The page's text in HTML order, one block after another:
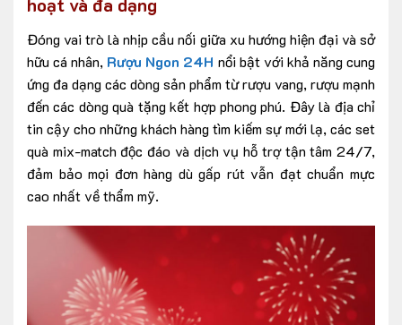
Đóng vai trò là nhịp cầu nối giữa xu hướng hiện đại và sở
hữu cá nhân, Rượu Ngon 24H nổi bật với khả năng cung
ứng đa dạng các dòng sản phẩm từ rượu vang, rượu mạnh
đến các dòng quà tặng kết hợp phong phú. Đây là địa chỉ
tin cậy cho những khách hàng tìm kiếm sự mới lạ, các set
quà mix-match độc đáo và dịch vụ hỗ trợ tận tâm 24/7,
đảm bảo mọi đơn hàng dù gấp rút vẫn đạt chuẩn mực
cao nhất về thẩm mỹ.